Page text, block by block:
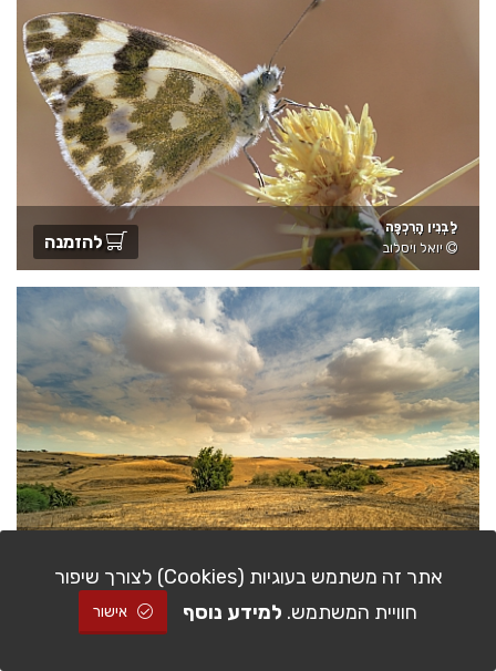
לַבְנִין הָרִכְפָּה
יואל ויסלוב
להזמנה
מוטי פדידה
אתר זה משתמש בעוגיות (Cookies) לצורך שיפור
חוויית המשתמש. למידע נוסף